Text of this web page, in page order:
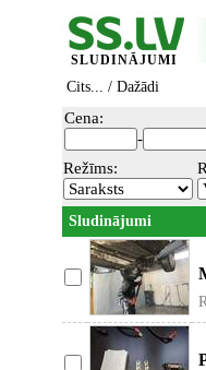
SLUDINĀJUMI
Cits... / Dažādi
Cena:
-
Režīms:
Sludinājumi